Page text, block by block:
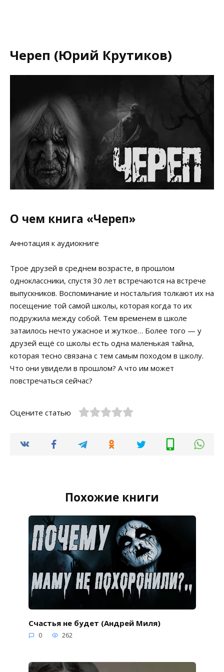
Череп (Юрий Крутиков)
О чем книга «Череп»
Аннотация к аудиокниге
Трое друзей в среднем возрасте, в прошлом
одноклассники, спустя 30 лет встречаются на встрече
выпускников. Воспоминание и ностальгия толкают их на
посещение той самой школы, которая когда то их
подружила между собой. Тем временем в школе
затаилось нечто ужасное и жуткое… Более того — у
друзей ещё со школы есть одна маленькая тайна,
которая тесно связана с тем самым походом в школу.
Что они увидели в прошлом? А что им может
повстречаться сейчас?
Оцените статью
Похожие книги
Счастья не будет (Андрей Миля)
0 262